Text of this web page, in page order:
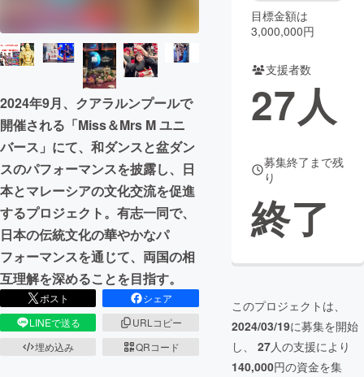
コミュニティ
2024年9月、クアラルンプールで
開催される「Miss＆Mrs M ユニ
バース」にて、和ダンスと盆ダン
スのパフォーマンスを披露し、日
本とマレーシアの文化交流を促進
するプロジェクト。有志一同で、
日本の伝統文化の華やかなパ
フォーマンスを通じて、両国の相
互理解を深めることを目指す。
ポスト
シェア
LINEで送る
URLコピー
埋め込み
QRコード
目標金額は
3,000,000円
支援者数
27人
募集終了まで残
り
終了
このプロジェクトは、
2024/03/19に募集を開始
し、 27人の支援により
140,000円の資金を集